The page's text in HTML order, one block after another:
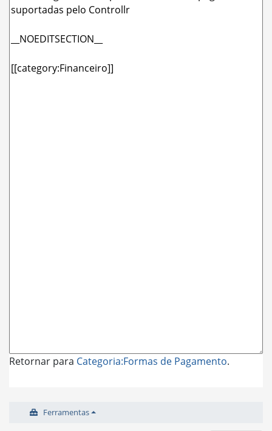
Retornar para Categoria:Formas de Pagamento.
Ferramentas